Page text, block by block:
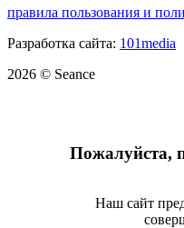
правила пользования и
Разработка сайта: 101media
2026 © Seance
Пожалуйста,
Наш сайт